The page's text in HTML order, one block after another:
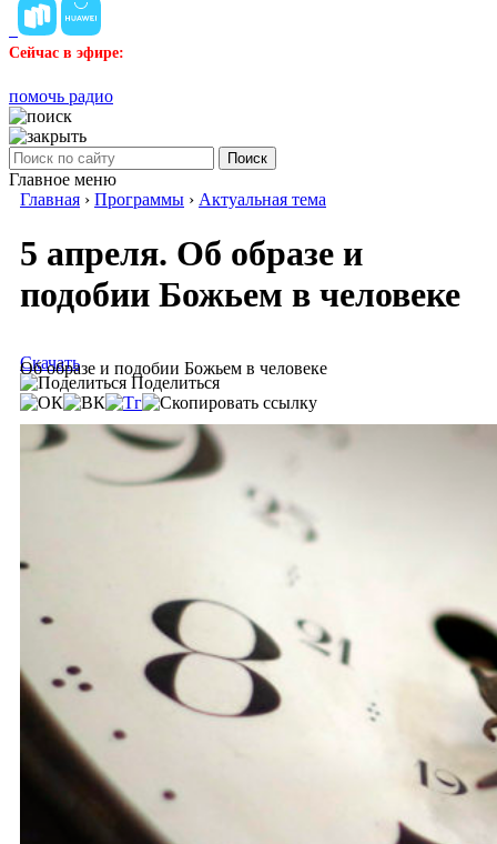
Сейчас в эфире:
помочь радио
Поиск
Главное меню
Главная › Программы › Актуальная тема
5 апреля. Об образе и
подобии Божьем в человеке
Об образе и подобии Божьем в человеке
Скачать
Поделиться